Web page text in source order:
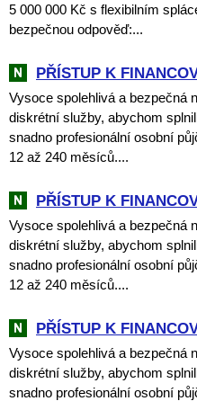
5 000 000 Kč s flexibilním
bezpečnou odpověď:...
PŘÍSTUP K
Vysoce spolehlivá a bezpečná
diskrétní služby, abychom
snadno profesionální osobní
12 až 240 měsíců....
PŘÍSTUP K
Vysoce spolehlivá a bezpečná
diskrétní služby, abychom
snadno profesionální osobní
12 až 240 měsíců....
PŘÍSTUP K
Vysoce spolehlivá a bezpečná
diskrétní služby, abychom
snadno profesionální osobní